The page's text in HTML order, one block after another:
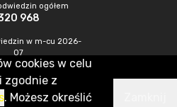
ogółem
968
w m-cu 2026-
07
1 027
cookies w celu
zgodnie z
. Możesz określić